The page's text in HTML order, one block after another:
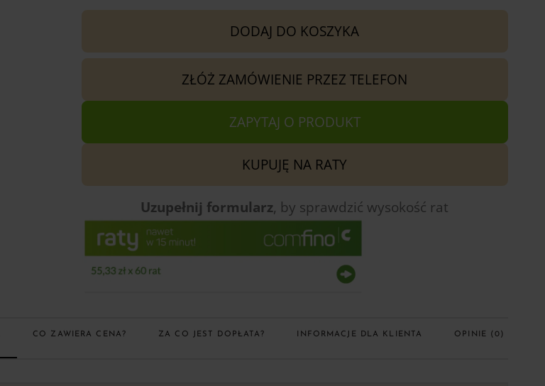
DODAJ DO KOSZYKA
ZŁÓŻ ZAMÓWIENIE PRZEZ TELEFON
ZAPYTAJ O PRODUKT
KUPUJĘ NA RATY
Uzupełnij formularz, by sprawdzić wysokość rat
CO ZAWIERA CENA? ZA CO JEST DOPŁATA? INFORMACJE DLA KLIENTA OPINIE (0)